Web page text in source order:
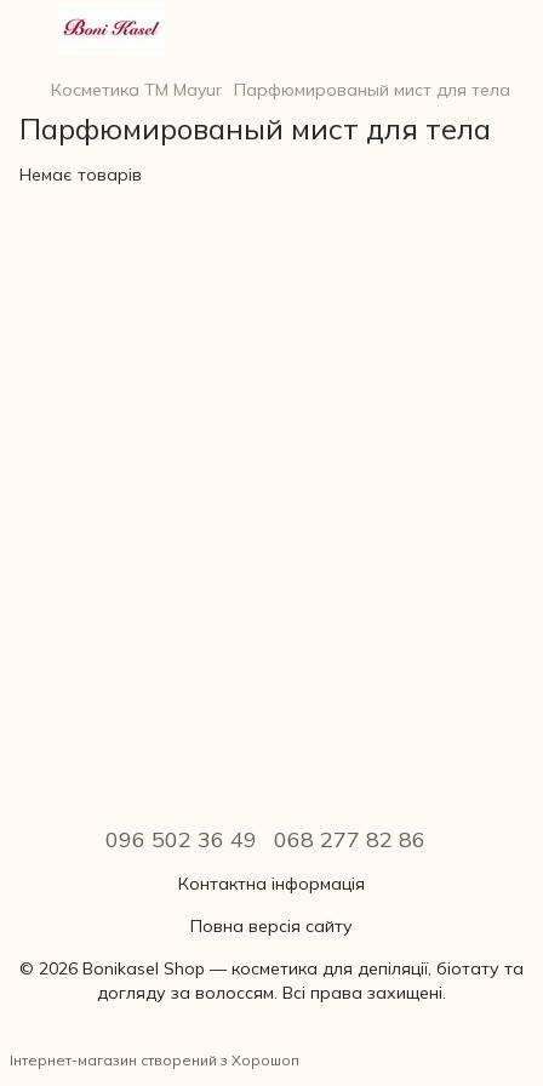
Косметика ТМ Mayur Парфюмированый мист для тела
Парфюмированый мист для тела
Немає товарів
096 502 36 49 068 277 82 86
Контактна інформація
Повна версія сайту
© 2026 Bonikasel Shop — косметика для депіляції, біотату та
догляду за волоссям. Всі права захищені.
Інтернет-магазин створений з Хорошоп